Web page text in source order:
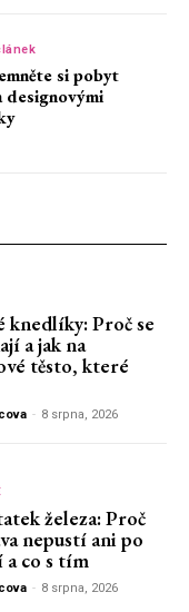
si pobyt
designovými
knedlíky: Proč se
a jak na
těsto, které
- 8 srpna, 2026
železa: Proč
nepustí ani po
a co s tím
- 8 srpna, 2026